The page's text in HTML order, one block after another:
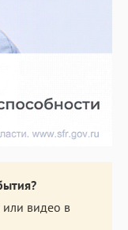
или видео в